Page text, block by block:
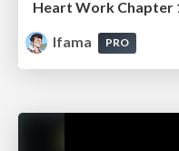
Heart Work Chapter
lfama
PRO